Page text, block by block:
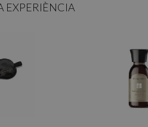
EXPERIÈNCIA